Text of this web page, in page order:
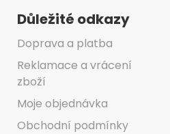
Důležité odkazy
Doprava a platba
Reklamace a vrácení
zboží
Moje objednávka
Obchodní podmínky